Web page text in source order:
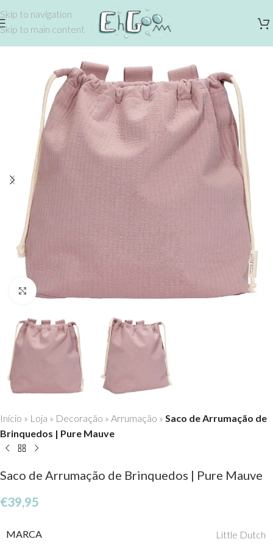
Skip to navigation
Skip to main content
Click to enlarge
Início » Loja » Decoração » Arrumação » Saco de Arrumação de
Brinquedos | Pure Mauve
Saco de Arrumação de Brinquedos | Pure Mauve
€39,95
MARCA Little Dutch